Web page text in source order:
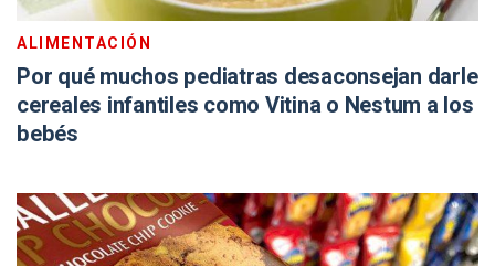
ALIMENTACIÓN
Por qué muchos pediatras desaconsejan darle
cereales infantiles como Vitina o Nestum a los
bebés